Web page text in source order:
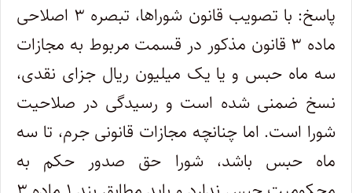
پاسخ: با تصویب قانون شوراها، تبصره ۳ اصلاحی
ماده ۳ قانون مذکور در قسمت مربوط به مجازات
سه ماه حبس و یا یک میلیون ریال جزای نقدی،
نسخ ضمنی شده است و رسیدگی در صلاحیت
شورا است. اما چنانچه مجازات قانونی جرم، تا سه
ماه حبس باشد، شورا حق صدور حکم به